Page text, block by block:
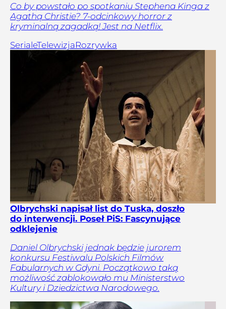
Co by powstało po spotkaniu Stephena Kinga z
Agathą Christie? 7-odcinkowy horror z
kryminalną zagadką! Jest na Netflix.
SerialeTelewizjaRozrywka
Olbrychski napisał list do Tuska, doszło
do interwencji. Poseł PiS: Fascynujące
odklejenie
Daniel Olbrychski jednak będzie jurorem
konkursu Festiwalu Polskich Filmów
Fabularnych w Gdyni. Początkowo taką
możliwość zablokowało mu Ministerstwo
Kultury i Dziedzictwa Narodowego.